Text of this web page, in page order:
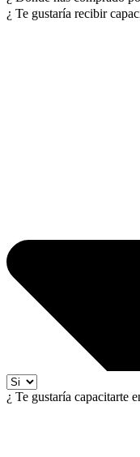
¿ Te gustaría recibir
¿ Te gustaría capacitarte